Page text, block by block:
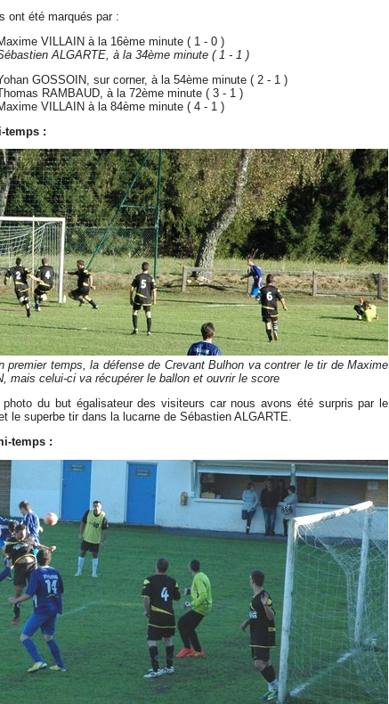
ont été marqués par :
VILLAIN à la 16ème minute ( 1 - 0 )
ALGARTE, à la 34ème minute ( 1 - 1 )
GOSSOIN, sur corner, à la 54ème minute ( 2 - 1 )
RAMBAUD, à la 72ème minute ( 3 - 1 )
VILLAIN à la 84ème minute ( 4 - 1 )
temps :
premier temps, la défense de Crevant Bulhon va contrer le tir de Maxime
mais celui-ci va récupérer le ballon et ouvrir le score
photo du but égalisateur des visiteurs car nous avons été surpris par le
le superbe tir dans la lucarne de Sébastien ALGARTE.
temps :